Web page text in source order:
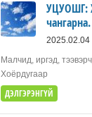
УЦУОШГ:
чангарна.
2025.02.04
Малчид, иргэд,
Хоёрдугаар
ДЭЛГЭРЭНГҮЙ